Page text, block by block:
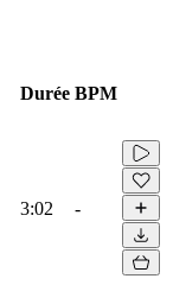
Durée BPM
3:02 -